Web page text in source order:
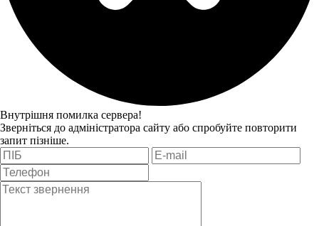
Внутрішня помилка сервера!
Зверніться до адміністратора сайту або спробуйте повторити
запит пізніше.